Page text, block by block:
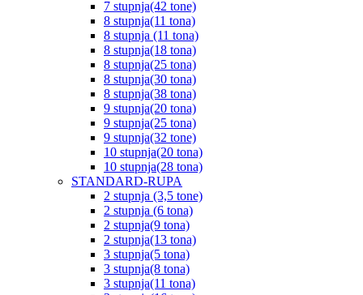
7 stupnja(42 tone)
8 stupnja(11 tona)
8 stupnja (11 tona)
8 stupnja(18 tona)
8 stupnja(25 tona)
8 stupnja(30 tona)
8 stupnja(38 tona)
9 stupnja(20 tona)
9 stupnja(25 tona)
9 stupnja(32 tone)
10 stupnja(20 tona)
10 stupnja(28 tona)
STANDARD-RUPA
2 stupnja (3,5 tone)
2 stupnja (6 tona)
2 stupnja(9 tona)
2 stupnja(13 tona)
3 stupnja(5 tona)
3 stupnja(8 tona)
3 stupnja(11 tona)